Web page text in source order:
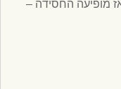
מופיעה החסידה –